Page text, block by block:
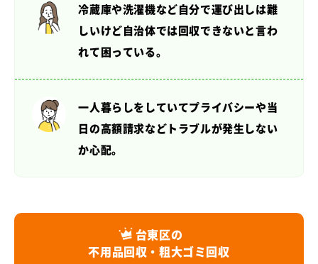
冷蔵庫や洗濯機など自分で運び出しは難
しいけど自治体では回収できないと言わ
れて困っている。
一人暮らしをしていてプライバシーや当
日の高額請求などトラブルが発生しない
か心配。
台東区の
不用品回収・粗大ゴミ回収